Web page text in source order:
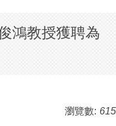
鴻教授獲聘為
瀏覽數: 615